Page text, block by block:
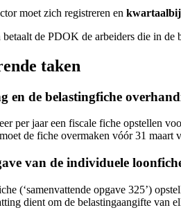
moet zich registreren en
de PDOK de arbeiders die in
taken
en de belastingfiche
per jaar een fiscale fiche opstellen
de fiche overmaken vóór 31 maart
van de individuele
(‘samenvattende opgave 325’)
dient om de belastingaangifte van